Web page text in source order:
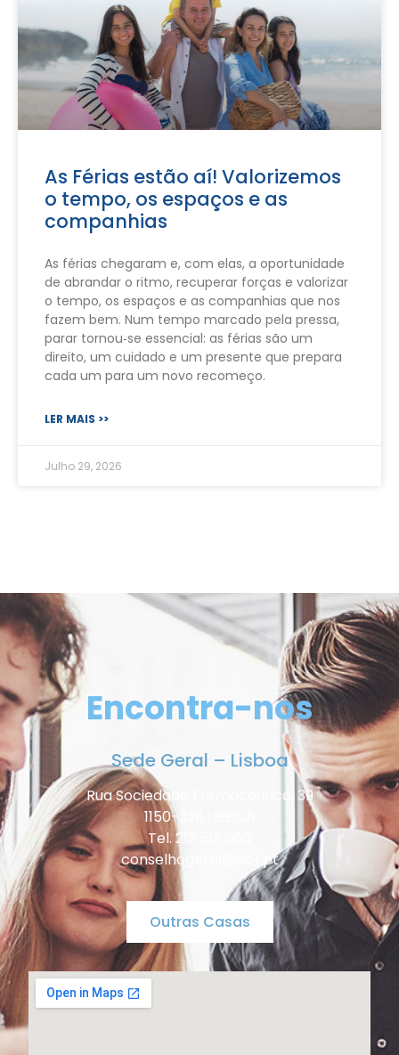
As Férias estão aí! Valorizemos
o tempo, os espaços e as
companhias
As férias chegaram e, com elas, a oportunidade
de abrandar o ritmo, recuperar forças e valorizar
o tempo, os espaços e as companhias que nos
fazem bem. Num tempo marcado pela pressa,
parar tornou‑se essencial: as férias são um
direito, um cuidado e um presente que prepara
cada um para um novo recomeço.
LER MAIS >>
Julho 29, 2026
Encontra-nos
Sede Geral – Lisboa
Rua Sociedade Farmacêutica, 39
1150-338 LISBOA
Tel. 213 513 060
conselhogeral@iscf.pt
Outras Casas